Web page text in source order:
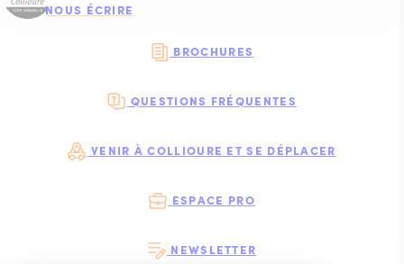
NOUS ÉCRIRE
BROCHURES
QUESTIONS FRÉQUENTES
VENIR À COLLIOURE ET SE DÉPLACER
ESPACE PRO
NEWSLETTER